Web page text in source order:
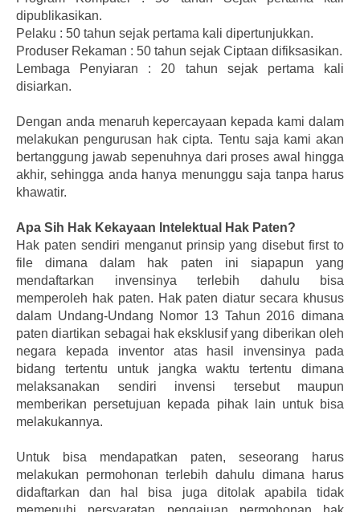
dipublikasikan.
Pelaku : 50 tahun sejak pertama kali dipertunjukkan.
Produser Rekaman : 50 tahun sejak Ciptaan difiksasikan.
Lembaga Penyiaran : 20 tahun sejak pertama kali
disiarkan.
Dengan anda menaruh kepercayaan kepada kami dalam
melakukan pengurusan hak cipta. Tentu saja kami akan
bertanggung jawab sepenuhnya dari proses awal hingga
akhir, sehingga anda hanya menunggu saja tanpa harus
khawatir.
Apa Sih Hak Kekayaan Intelektual Hak Paten?
Hak paten sendiri menganut prinsip yang disebut first to
file dimana dalam hak paten ini siapapun yang
mendaftarkan invensinya terlebih dahulu bisa
memperoleh hak paten. Hak paten diatur secara khusus
dalam Undang-Undang Nomor 13 Tahun 2016 dimana
paten diartikan sebagai hak eksklusif yang diberikan oleh
negara kepada inventor atas hasil invensinya pada
bidang tertentu untuk jangka waktu tertentu dimana
melaksanakan sendiri invensi tersebut maupun
memberikan persetujuan kepada pihak lain untuk bisa
melakukannya.
Untuk bisa mendapatkan paten, seseorang harus
melakukan permohonan terlebih dahulu dimana harus
didaftarkan dan hal bisa juga ditolak apabila tidak